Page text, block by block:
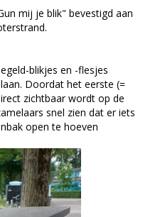
mij je blik" bevestigd aan
blikjes en -flesjes
Doordat het eerste (=
zichtbaar wordt op de
snel zien dat er iets
open te hoeven